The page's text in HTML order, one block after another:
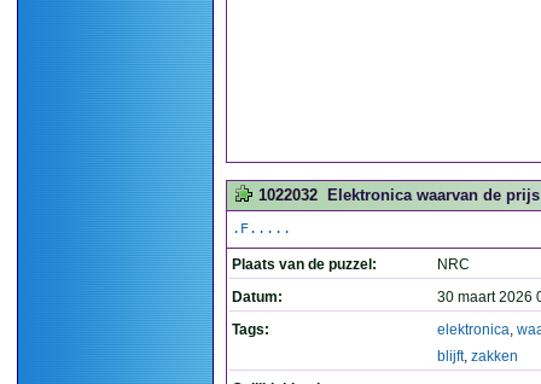
1022032 Elektronica waarvan de
.F.....
Plaats van de puzzel:
NRC
Datum:
30 maart 2026
Tags:
elektronica,
blijft, zakken